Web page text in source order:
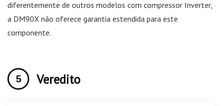
diferentemente de outros modelos com compressor Inverter,
a DM90X não oferece garantia estendida para este
componente.
Veredito